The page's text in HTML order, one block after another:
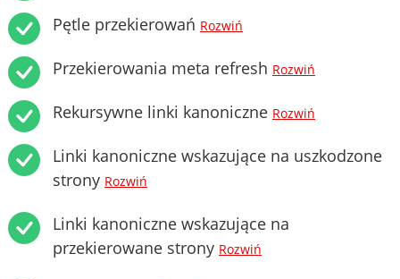
Pętle przekierowań Rozwiń
Przekierowania meta refresh Rozwiń
Rekursywne linki kanoniczne Rozwiń
Linki kanoniczne wskazujące na uszkodzone
strony Rozwiń
Linki kanoniczne wskazujące na
przekierowane strony Rozwiń